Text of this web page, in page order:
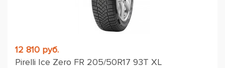
12 810 руб.
Pirelli Ice Zero FR 205/50R17 93T XL